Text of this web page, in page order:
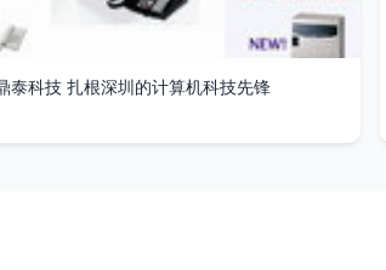
泰科技 扎根深圳的计算机科技先锋